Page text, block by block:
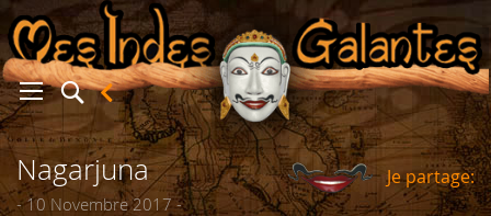
Nagarjuna
- 10 Novembre 2017 -
Je partage: